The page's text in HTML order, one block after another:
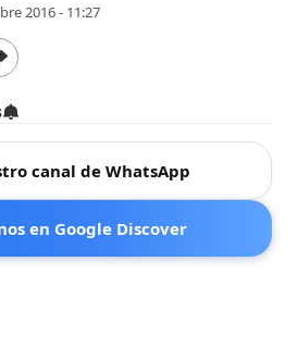
2016 - 11:27
canal de WhatsApp
en Google Discover